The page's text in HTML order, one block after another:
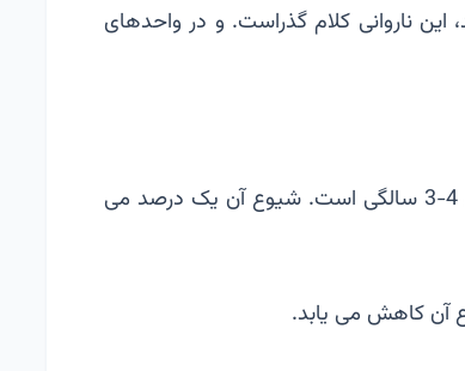
ناروانی کلام گذراست. و در واحدهای
لکنت معمولا بین سنین 7-2 سالگی شروع می شود که اوج ان 4-3 سالگی است. شیوع آن یک درصد می
آن کاهش می یابد.